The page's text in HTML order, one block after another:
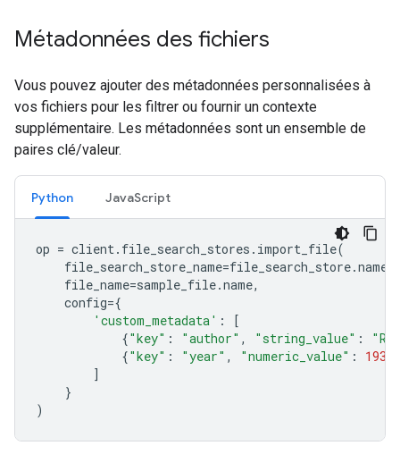
Métadonnées des fichiers
Vous pouvez ajouter des métadonnées personnalisées à
vos fichiers pour les filtrer ou fournir un contexte
supplémentaire. Les métadonnées sont un ensemble de
paires clé/valeur.
Python JavaScript
op = client. file_search_stores . import_file(
file_search_store_name=file_search_store.name
file_name=sample_file.name,
config={
'custom_metadata' :
[
{"key" : "author" , "string_value" :
{"key" : "year" , "numeric_value" : 1934
]
}
)